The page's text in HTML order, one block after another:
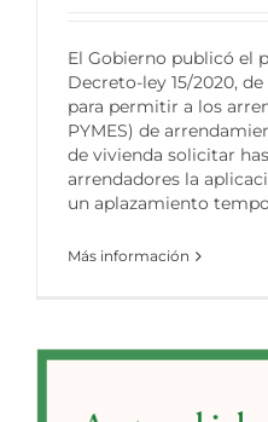
El Gobierno publicó el
Decreto-ley 15/2020, de
para permitir a los
PYMES) de
de vivienda solicitar
arrendadores la
un aplazamiento
Más información